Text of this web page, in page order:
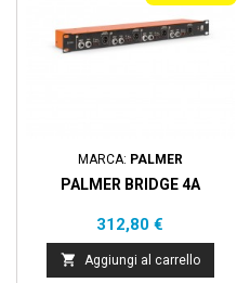
MARCA: PALMER
PALMER BRIDGE 4A
Prezzo
312,80 €
 Aggiungi al carrello